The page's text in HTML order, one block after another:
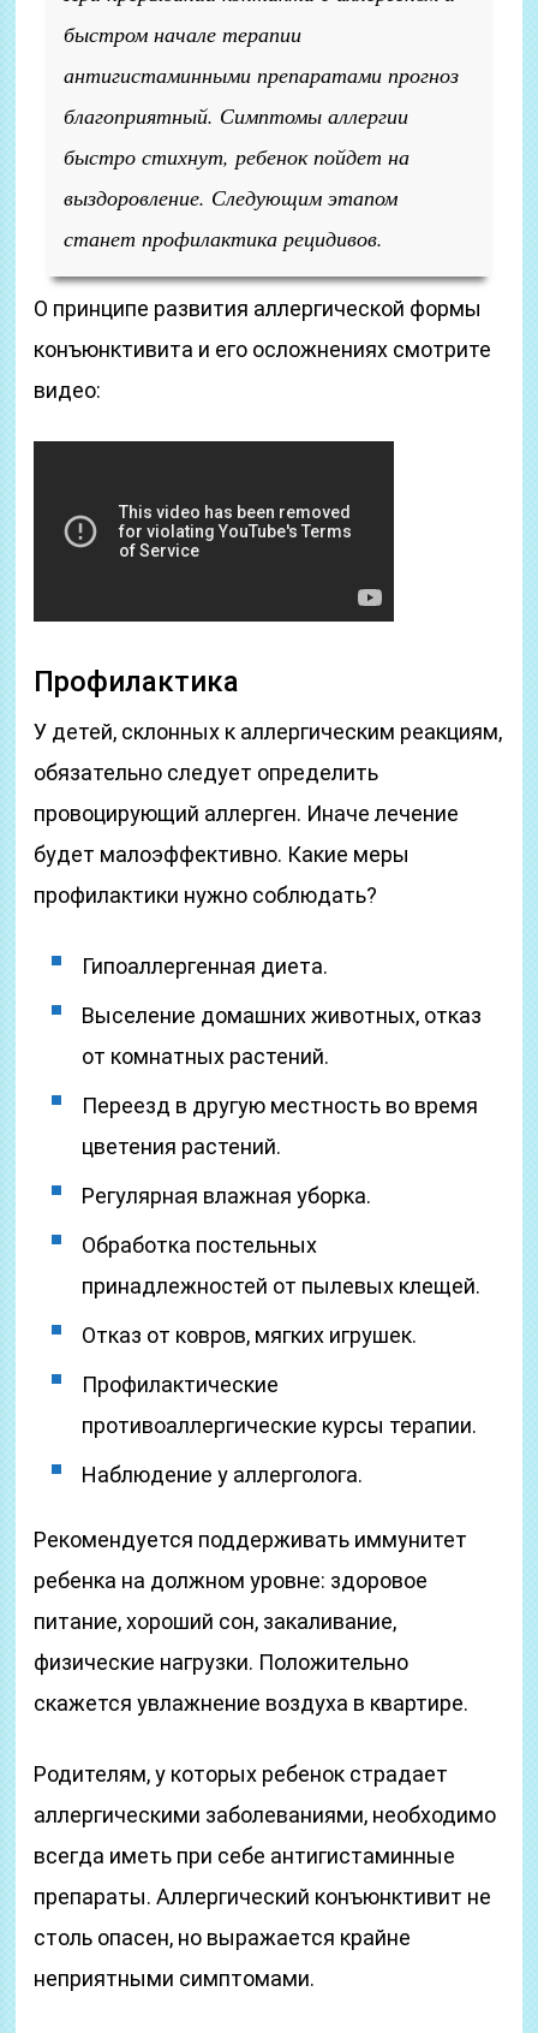
быстром начале терапии
антигистаминными препаратами прогноз
благоприятный. Симптомы аллергии
быстро стихнут, ребенок пойдет на
выздоровление. Следующим этапом
станет профилактика рецидивов.
О принципе развития аллергической формы
конъюнктивита и его осложнениях смотрите
видео:
Профилактика
У детей, склонных к аллергическим реакциям,
обязательно следует определить
провоцирующий аллерген. Иначе лечение
будет малоэффективно. Какие меры
профилактики нужно соблюдать?
Гипоаллергенная диета.
Выселение домашних животных, отказ
от комнатных растений.
Переезд в другую местность во время
цветения растений.
Регулярная влажная уборка.
Обработка постельных
принадлежностей от пылевых клещей.
Отказ от ковров, мягких игрушек.
Профилактические
противоаллергические курсы терапии.
Наблюдение у аллерголога.
Рекомендуется поддерживать иммунитет
ребенка на должном уровне: здоровое
питание, хороший сон, закаливание,
физические нагрузки. Положительно
скажется увлажнение воздуха в квартире.
Родителям, у которых ребенок страдает
аллергическими заболеваниями, необходимо
всегда иметь при себе антигистаминные
препараты. Аллергический конъюнктивит не
столь опасен, но выражается крайне
неприятными симптомами.